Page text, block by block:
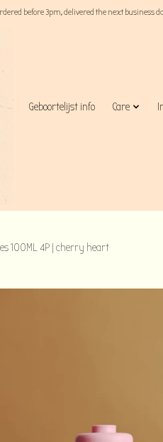
before 3pm, delivered the next business
Geboortelijst info Care
100ML 4P | cherry heart